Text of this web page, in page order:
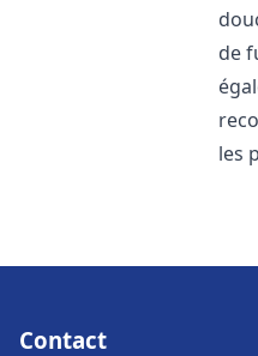
de
les
Contact